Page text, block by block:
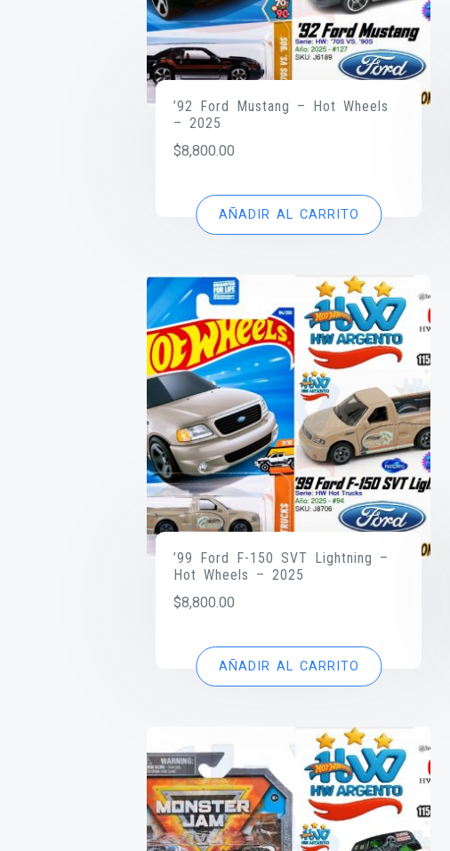
’92 Ford Mustang – Hot Wheels
– 2025
$8,800.00
AÑADIR AL CARRITO
’99 Ford F-150 SVT Lightning –
Hot Wheels – 2025
$8,800.00
AÑADIR AL CARRITO